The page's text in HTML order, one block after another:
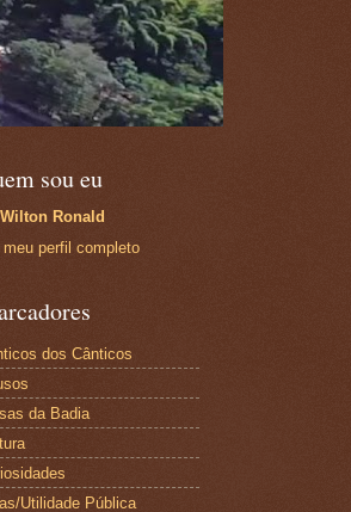
sou eu
Wilton Ronald
meu perfil completo
dos Cânticos
da Badia
Utilidade Pública